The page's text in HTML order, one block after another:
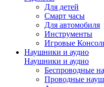
Для детей
Смарт часы
Для автомобиля
Инструменты
Игровые
Наушники и аудио
Наушники и аудио
Беспроводные
Проводные